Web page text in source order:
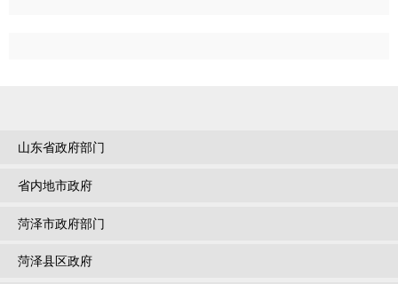
山东省政府部门
省内地市政府
菏泽市政府部门
菏泽县区政府